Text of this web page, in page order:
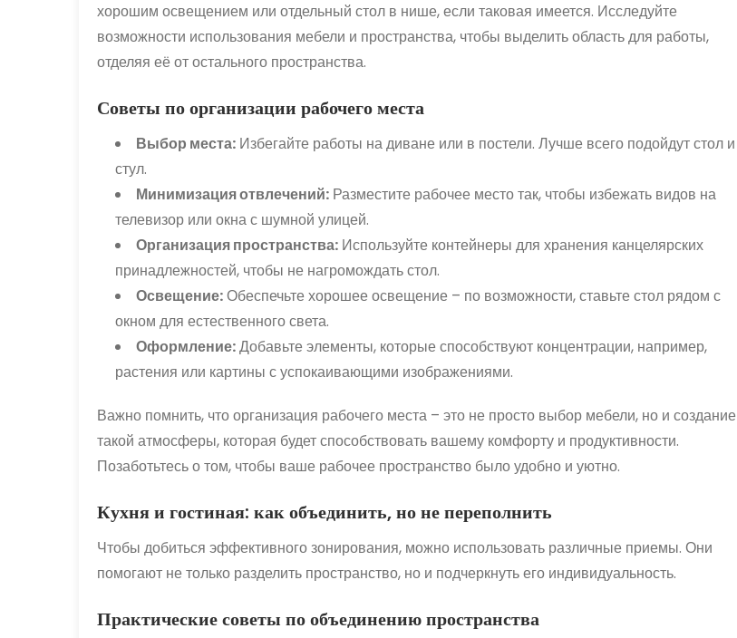
хорошим освещением или отдельный стол в нише, если таковая имеется. Исследуйте
возможности использования мебели и пространства, чтобы выделить область для работы,
отделяя её от остального пространства.
Советы по организации рабочего места
Выбор места: Избегайте работы на диване или в постели. Лучше всего подойдут стол и
стул.
Минимизация отвлечений: Разместите рабочее место так, чтобы избежать видов на
телевизор или окна с шумной улицей.
Организация пространства: Используйте контейнеры для хранения канцелярских
принадлежностей, чтобы не нагромождать стол.
Освещение:Обеспечьте хорошее освещение – по возможности, ставьте стол рядом с
окном для естественного света.
Оформление:Добавьте элементы, которые способствуют концентрации, например,
растения или картины с успокаивающими изображениями.
Важно помнить, что организация рабочего места – это не просто выбор мебели, но и создание
такой атмосферы, которая будет способствовать вашему комфорту и продуктивности.
Позаботьтесь о том, чтобы ваше рабочее пространство было удобно и уютно.
Кухня и гостиная: как объединить, но не переполнить
Чтобы добиться эффективного зонирования, можно использовать различные приемы. Они
помогают не только разделить пространство, но и подчеркнуть его индивидуальность.
Практические советы по объединению пространства